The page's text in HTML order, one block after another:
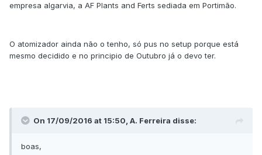
empresa algarvia, a AF Plants and Ferts sediada em Portimão.
O atomizador ainda não o tenho, só pus no setup porque está
mesmo decidido e no principio de Outubro já o devo ter.
On 17/09/2016 at 15:50, A. Ferreira disse:
boas,